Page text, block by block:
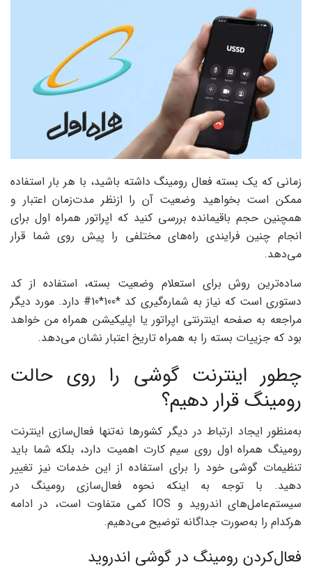
زمانی که یک بسته فعال رومینگ داشته باشید، با هر بار استفاده
ممکن است بخواهید وضعیت آن را ازنظر مدت‌زمان اعتبار و
همچنین حجم باقیمانده بررسی کنید که اپراتور همراه اول برای
انجام چنین فرایندی راه‌های مختلفی را پیش روی شما قرار
می‌دهد.
ساده‌ترین روش برای استعلام وضعیت بسته، استفاده از کد
دستوری است که نیاز به شماره‌گیری کد *100*10# دارد. مورد دیگر
مراجعه به صفحه اینترنتی اپراتور یا اپلیکیشن همراه من خواهد
بود که جزییات بسته را به همراه تاریخ اعتبار نشان می‌دهد.
چطور اینترنت گوشی را روی حالت
رومینگ قرار دهیم؟
به‌منظور ایجاد ارتباط در دیگر کشورها نه‌تنها فعال‌سازی اینترنت
رومینگ همراه اول روی سیم کارت اهمیت دارد، بلکه شما باید
تنظیمات گوشی خود را برای استفاده از این خدمات نیز تغییر
دهید. با توجه به اینکه نحوه فعال‌سازی رومینگ در
سیستم‌عامل‌های اندروید و IOS کمی متفاوت است، در ادامه
هرکدام را به‌صورت جداگانه توضیح می‌دهیم.
فعال‌کردن رومینگ در گوشی اندروید